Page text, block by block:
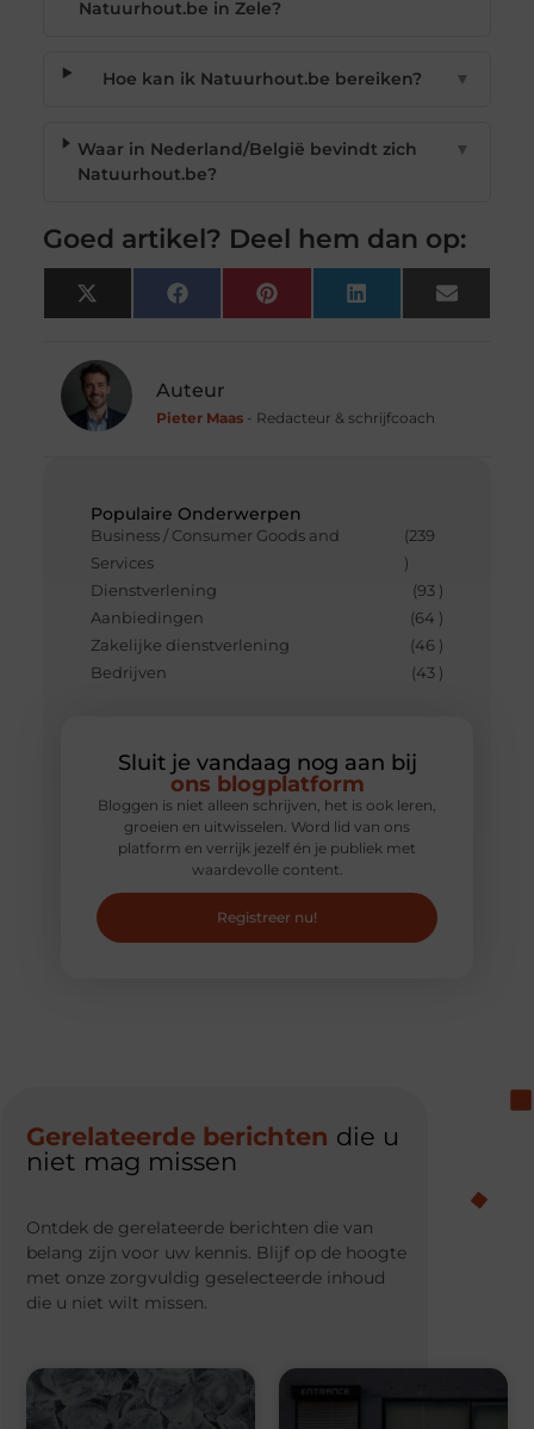
Populaire Onderwerpen
Business / Consumer Goods and
Services
(239
)
Dienstverlening
(93 )
Aanbiedingen
(64 )
Zakelijke dienstverlening
(46 )
Bedrijven
(43 )
Sluit je vandaag nog aan bij
ons blogplatform
Bloggen is niet alleen schrijven, het is ook leren,
groeien en uitwisselen. Word lid van ons
platform en verrijk jezelf én je publiek met
waardevolle content.
Registreer nu!
Natuurhout.be in Zele?
Hoe kan ik Natuurhout.be bereiken? ▼
Waar in Nederland/België bevindt zich
Natuurhout.be?
▼
Goed artikel? Deel hem dan op:
X
(Twitter)
FacebookPinterest LinkedIn Email
Auteur
Pieter Maas- Redacteur & schrijfcoach
Gerelateerde berichten die u
niet mag missen
Ontdek de gerelateerde berichten die van
belang zijn voor uw kennis. Blijf op de hoogte
met onze zorgvuldig geselecteerde inhoud
die u niet wilt missen.